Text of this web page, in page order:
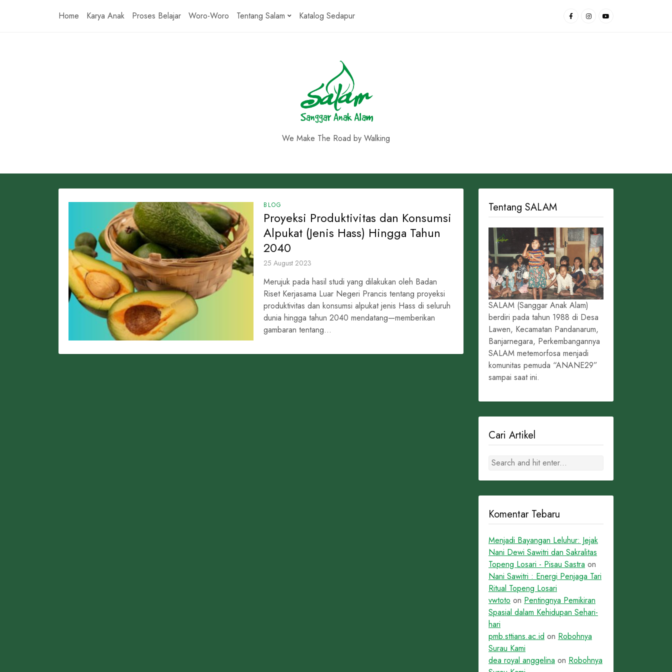
Home Karya Anak Proses Belajar Woro-Woro Tentang Salam Katalog Sedapur
We Make The Road by Walking
BLOG
Proyeksi Produktivitas dan Konsumsi
Alpukat (Jenis Hass) Hingga Tahun
2040
25 August 2023
Merujuk pada hasil studi yang dilakukan oleh Badan
Riset Kerjasama Luar Negeri Prancis tentang proyeksi
produktivitas dan konsumsi alpukat jenis Hass di seluruh
dunia hingga tahun 2040 mendatang—memberikan
gambaran tentang...
Tentang SALAM
SALAM (Sanggar Anak Alam)
berdiri pada tahun 1988 di Desa
Lawen, Kecamatan Pandanarum,
Banjarnegara, Perkembangannya
SALAM metemorfosa menjadi
komunitas pemuda “ANANE29”
sampai saat ini.
Cari Artikel
Komentar Tebaru
Menjadi Bayangan Leluhur: Jejak
Nani Dewi Sawitri dan Sakralitas
Topeng Losari - Pisau Sastra on
Nani Sawitri : Energi Penjaga Tari
Ritual Topeng Losari
vwtoto on Pentingnya Pemikiran
Spasial dalam Kehidupan Sehari-
hari
pmb.sttians.ac.id on Robohnya
Surau Kami
dea royal anggelina on Robohnya